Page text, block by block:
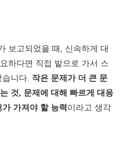
보고되었을 때, 신속하게 대
하다면 직접 밭으로 가서 스
습니다. 작은 문제가 더 큰 문
것, 문제에 대해 빠르게 대응
가져야 할 능력 이라고 생각